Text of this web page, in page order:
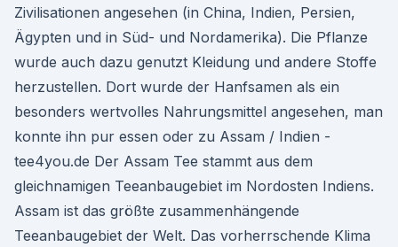
Zivilisationen angesehen (in China, Indien, Persien,
Ägypten und in Süd- und Nordamerika). Die Pflanze
wurde auch dazu genutzt Kleidung und andere Stoffe
herzustellen. Dort wurde der Hanfsamen als ein
besonders wertvolles Nahrungsmittel angesehen, man
konnte ihn pur essen oder zu Assam / Indien -
tee4you.de Der Assam Tee stammt aus dem
gleichnamigen Teeanbaugebiet im Nordosten Indiens.
Assam ist das größte zusammenhängende
Teeanbaugebiet der Welt. Das vorherrschende Klima